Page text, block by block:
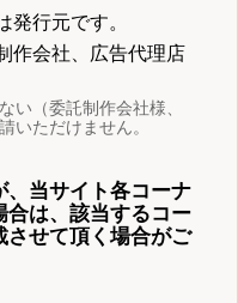
発行元です。
作会社、広告代理店
い（委託制作会社様、
いただけません。
、当サイト各コーナ
合は、該当するコー
させて頂く場合がご